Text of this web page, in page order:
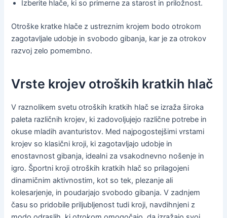
Izberite hlače, ki so primerne za starost in priložnost.
Otroške kratke hlače z ustreznim krojem bodo otrokom
zagotavljale udobje in svobodo gibanja, kar je za otrokov
razvoj zelo pomembno.
Vrste krojev otroških kratkih hlač
V raznolikem svetu otroških kratkih hlač se izraža široka
paleta različnih krojev, ki zadovoljujejo različne potrebe in
okuse mladih avanturistov. Med najpogostejšimi vrstami
krojev so klasični kroji, ki zagotavljajo udobje in
enostavnost gibanja, idealni za vsakodnevno nošenje in
igro. Športni kroji otroških kratkih hlač so prilagojeni
dinamičnim aktivnostim, kot so tek, plezanje ali
kolesarjenje, in poudarjajo svobodo gibanja. V zadnjem
času so pridobile priljubljenost tudi kroji, navdihnjeni z